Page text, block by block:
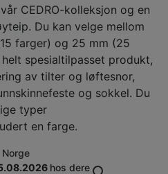
CEDRO-kolleksjon og en
Du kan velge mellom
farger) og 25 mm (25
spesialtilpasset produkt,
av tilter og løftesnor,
og sokkel. Du
typer
en farge.
Norge
hos dere